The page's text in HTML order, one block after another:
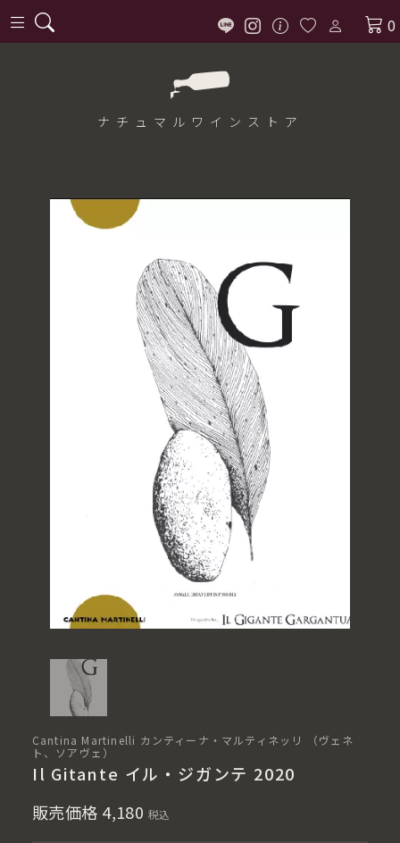
0
ナチュマル ワインストア
Cantina Martinelli カンティーナ・マルティネッリ （ヴェネ
ト、ソアヴェ）
Il Gitante イル・ジガンテ 2020
販売価格 4,180 税込